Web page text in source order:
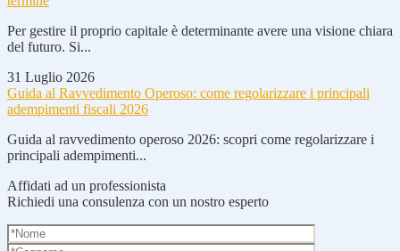
Per gestire il proprio capitale è determinante avere una visione chiara
del futuro. Si...
31 Luglio 2026
Guida al Ravvedimento Operoso: come regolarizzare i principali
adempimenti fiscali 2026
Guida al ravvedimento operoso 2026: scopri come regolarizzare i
principali adempimenti...
Affidati ad un professionista
Richiedi una consulenza con un nostro esperto